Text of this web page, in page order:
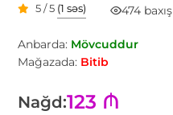
5 / 5 (1 səs) 474 baxış
Anbarda: Mövcuddur
Mağazada: Bitib
Nağd:123 ₼